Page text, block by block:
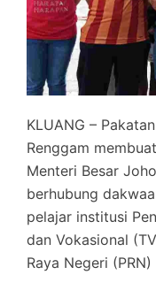
KLUANG –
Renggam
Menteri Besar
berhubung
pelajar institusi
dan Vokasional
Raya Negeri